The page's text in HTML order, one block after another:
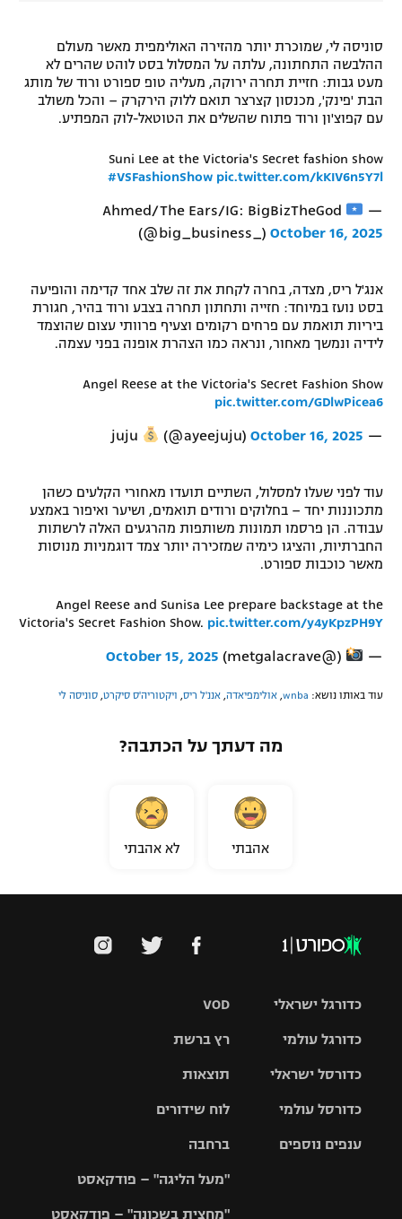
סוניסה לי, שמוכרת יותר מהזירה האולימפית מאשר מעולם
ההלבשה התחתונה, עלתה על המסלול בסט לוהט שהרים לא
מעט גבות: חזיית תחרה ירוקה, מעליה טופ ספורט ורוד של מותג
הבת 'פינק', מכנסון קצרצר תואם ללוק הירקרק – והכל משולב
עם קפוצ'ון ורוד פתוח שהשלים את הטוטאל-לוק המפתיע.
Suni Lee at the Victoria's Secret fashion show
#VSFashionShow pic.twitter.com/kKIV6n5Y7l
— Ahmed/The Ears/IG: BigBizTheGod
(@big_business_) October 16, 2025
אנג'ל ריס, מצדה, בחרה לקחת את זה שלב אחד קדימה והופיעה
בסט נועז במיוחד: חזייה ותחתון תחרה בצבע ורוד בהיר, חגורת
ביריות תואמת עם פרחים רקומים וצעיף פרוותי עצום שהוצמד
לידיה ונמשך מאחור, ונראה כמו הצהרת אופנה בפני עצמה.
Angel Reese at the Victoria's Secret Fashion Show
pic.twitter.com/GDlwPicea6
— juju
(@ayeejuju) October 16, 2025
עוד לפני שעלו למסלול, השתיים תועדו מאחורי הקלעים כשהן
מתכוננות יחד – בחלוקים ורודים תואמים, ושיער ואיפור באמצע
עבודה. הן פרסמו תמונות משותפות מהרגעים האלה לרשתות
החברתיות, והציגו כימיה שמזכירה יותר צמד דוגמניות מנוסות
מאשר כוכבות ספורט.
Angel Reese and Sunisa Lee prepare backstage at the
Victoria's Secret Fashion Show. pic.twitter.com/y4yKpzPH9Y
—
(@metgalacrave)
October 15, 2025
עוד באותו נושא: wnba
, אולימפיאדה, אננ'ל ריס, ויקטוריה'ס סיקרט, סוניסה לי
מה דעתך על הכתבה?
אהבתי לא אהבתי
VOD
רץ ברשת
תוצאות
לוח שידורים
ברחבה
"מעל הליגה" – פודקאסט
"מחצית בשכונה" – פודקאסט
כדורגל ישראלי
גביע הטוטו
כדורגל עולמי
האלופות
ליגה
כדורסל ישראלי
סל
כדורסל עולמי
ענפים נוספים